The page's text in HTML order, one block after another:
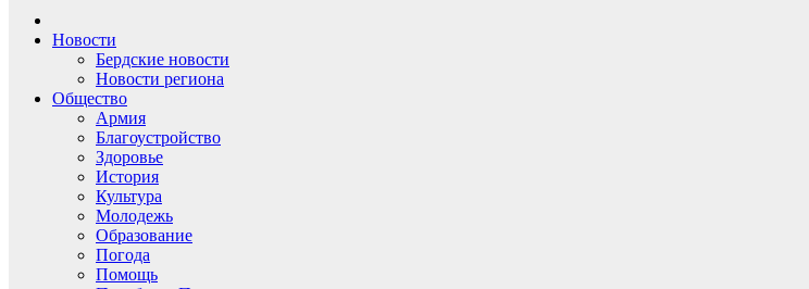
Новости
Бердские новости
Новости региона
Общество
Армия
Благоустройство
Здоровье
История
Культура
Молодежь
Образование
Погода
Помощь